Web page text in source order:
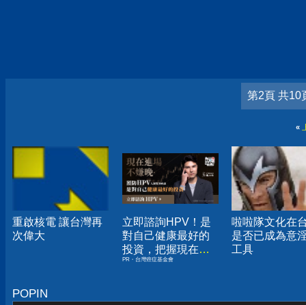
第2頁 共10
«
重啟核電 讓台灣再
次偉大
立即諮詢HPV！是
對自己健康最好的
投資，把握現在不
嫌晚！
PR・台灣癌症基金會
啦啦隊文化在
是否已成為意
工具
POPIN